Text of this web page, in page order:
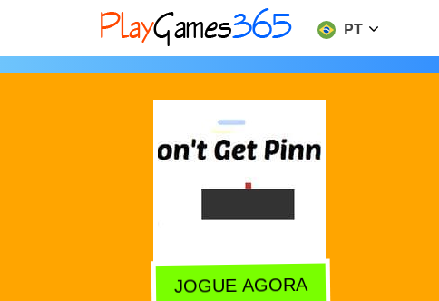
PT
JOGUE AGORA